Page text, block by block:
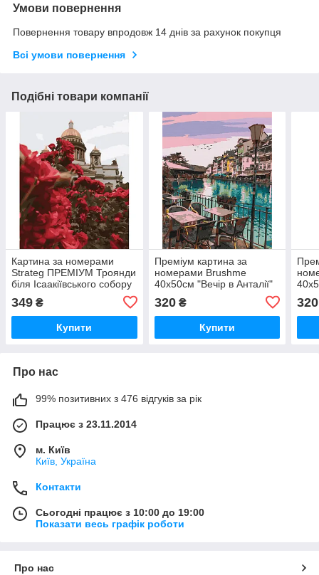
Умови повернення
Повернення товару впродовж 14 днів за рахунок покупця
Всі умови повернення
Подібні товари компанії
Картина за номерами
Strateg ПРЕМІУМ Троянди
біля Ісаакіївського собору
з лаком розміром 40х50
см (GS1241)
349 ₴
Купити
Преміум картина за
номерами Brushme
40x50см "Вечір в Анталії"
320₴
Купити
320
Про нас
99% позитивних з 476 відгуків за рік
Працює з 23.11.2014
м. Київ
Київ, Україна
Контакти
Сьогодні працює з 10:00 до 19:00
Показати весь графік роботи
Про нас